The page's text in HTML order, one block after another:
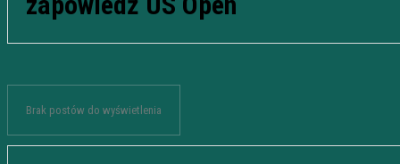
Brak postów do wyświetlenia